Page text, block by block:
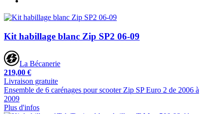
Kit habillage blanc Zip SP2 06-09
La Bécanerie
219,00 €
Livraison gratuite
Ensemble de 6 carénages pour scooter Zip SP Euro 2 de 2006 à
2009
Plus d'infos